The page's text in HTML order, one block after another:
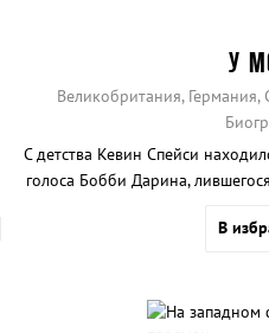
У
Великобритания,
С детства Кевин Спейси
голоса Бобби Дарина,
В